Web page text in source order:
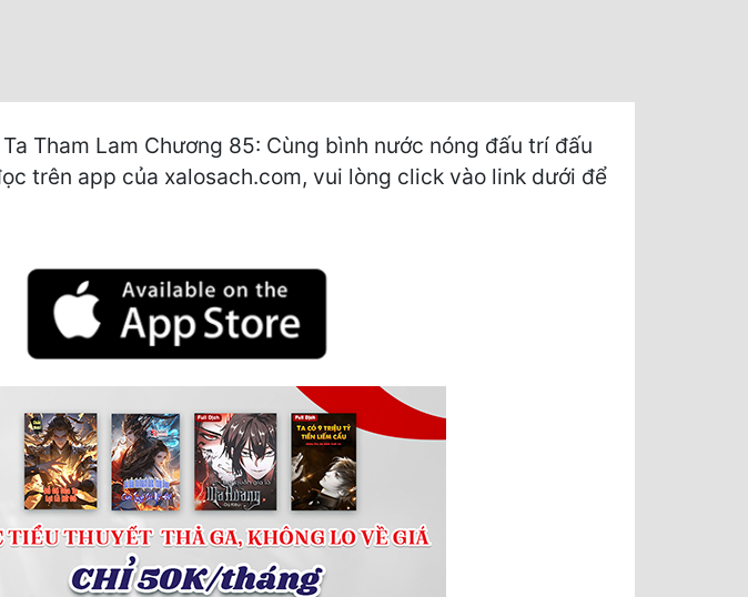
Tham Lam Chương 85: Cùng bình nước nóng đấu trí đấu
trên app của xalosach.com, vui lòng click vào link dưới để